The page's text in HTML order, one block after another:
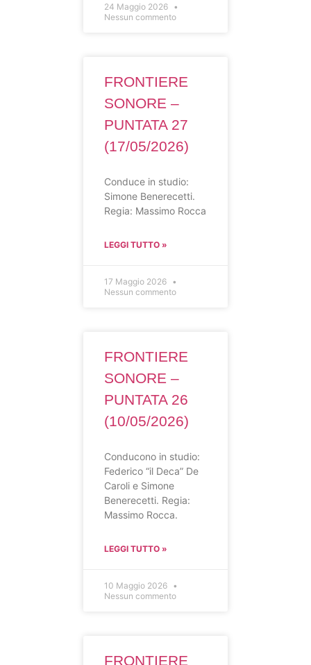
24 Maggio 2026
Nessun commento
FRONTIERE
SONORE –
PUNTATA 27
(17/05/2026)
Conduce in studio:
Simone Benerecetti.
Regia: Massimo Rocca
LEGGI TUTTO »
17 Maggio 2026
Nessun commento
FRONTIERE
SONORE –
PUNTATA 26
(10/05/2026)
Conducono in studio:
Federico “il Deca” De
Caroli e Simone
Benerecetti. Regia:
Massimo Rocca.
LEGGI TUTTO »
10 Maggio 2026
Nessun commento
FRONTIERE